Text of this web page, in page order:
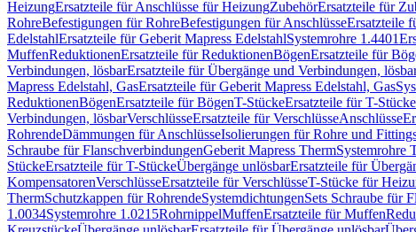
HeizungErsatzteile für Anschlüsse für HeizungZubehörErsatzteile für
RohreBefestigungen für RohreBefestigungen für AnschlüsseErsatzteile
EdelstahlErsatzteile für Geberit Mapress EdelstahlSystemrohre 1.4401
MuffenReduktionenErsatzteile für ReduktionenBögenErsatzteile für
Verbindungen, lösbarErsatzteile für Übergänge und Verbindungen,
Mapress Edelstahl, GasErsatzteile für Geberit Mapress Edelstahl, Gas
ReduktionenBögenErsatzteile für BögenT-StückeErsatzteile für T-Stücke
Verbindungen, lösbarVerschlüsseErsatzteile für VerschlüsseAnschlüsse
RohrendeDämmungen für AnschlüsseIsolierungen für Rohre und
Schraube für FlanschverbindungenGeberit Mapress ThermSystemrohre
StückeErsatzteile für T-StückeÜbergänge unlösbarErsatzteile für
KompensatorenVerschlüsseErsatzteile für VerschlüsseT-Stücke für
ThermSchutzkappen für RohrendeSystemdichtungenSets Schraube für
1.0034Systemrohre 1.0215RohrnippelMuffenErsatzteile für Muffen